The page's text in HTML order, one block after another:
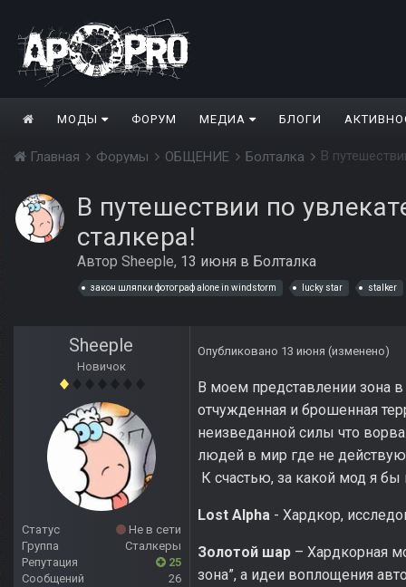
МОДЫ ФОРУМ МЕДИА БЛОГИ
Главная Форумы ОБЩЕНИЕ Болталка В
В путешествии по
сталкера!
Автор Sheeple, 13 июня в Болталка
закон шляпки фотограф alone in windstorm lucky star stalker
Sheeple
Новичок
Статус
Не в сети
Группа
Сталкеры
Репутация
25
Сообщений
26
Опубликовано 13 июня (изменено)
В моем представлении зона
отчужденная и брошенная
неизведанной силы что
людей в мир где не
К счастью, за какой мод я
Lost Alpha - Хардкор,
Золотой шар – Хардкорная
зона”, а идеи воплощения